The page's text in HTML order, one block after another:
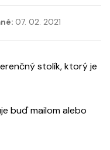
07. 02. 2021
stolík, ktorý je
buď mailom alebo